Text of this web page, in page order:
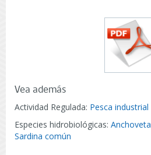
Vea además
Actividad Regulada: Pesca industrial
Especies hidrobiológicas: Anchoveta
Sardina común